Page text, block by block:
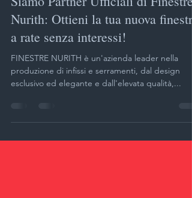
Sicura Domus
11 apr 2023
Tempo di lettura: 1 min
Siamo Partner Ufficiali di Finestre
Nurith: Ottieni la tua nuova finestra
a rate senza interessi!
esclusivo ed elegante e dall'elevata qualità,...